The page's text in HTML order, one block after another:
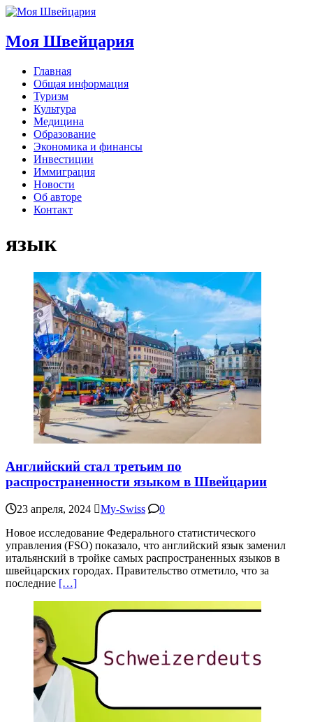
Моя Швейцария
Главная
Общая информация
Туризм
Культура
Медицина
Образование
Экономика и финансы
Инвестиции
Иммиграция
Новости
Об авторе
Контакт
язык
Английский стал третьим по
распространенности языком в Швейцарии
23 апреля, 2024 My-Swiss
0
Новое исследование Федерального статистического
управления (FSO) показало, что английский язык заменил
итальянский в тройке самых распространенных языков в
швейцарских городах. Правительство отметило, что за
последние […]